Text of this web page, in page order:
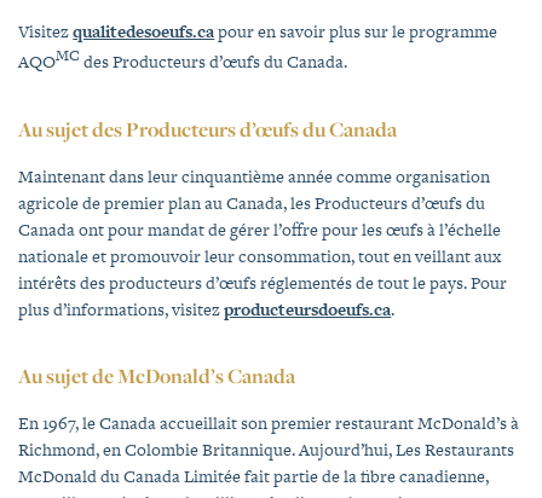
Visitezqualitedesoeufs.capour en savoir plus sur le programme
AQOMC des Producteurs d’œufs du Canada.
Au sujet des Producteurs d’œufs du Canada
Maintenant dans leur cinquantième année comme organisation
agricole de premier plan au Canada, les Producteurs d’œufs du
Canada ont pour mandat de gérer l’offre pour les œufs à l’échelle
nationale et promouvoir leur consommation, tout en veillant aux
intérêts des producteurs d’œufs réglementés de tout le pays. Pour
plus d’informations, visitezproducteursdoeufs.ca.
Au sujet de McDonald’s Canada
En 1967, le Canada accueillait son premier restaurant McDonald’s à
Richmond, en Colombie Britannique. Aujourd’hui, Les Restaurants
McDonald du Canada Limitée fait partie de la fibre canadienne,